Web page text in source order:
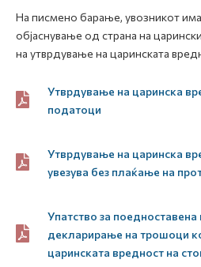
На писмено барање, увозникот
објаснување од страна на
на утврдување на царинската
Утврдување на царинска
податоци
Утврдување на царинска
увезува без плаќање на
Упатство за поедноставена
декларирање на трошоци
царинската вредност на